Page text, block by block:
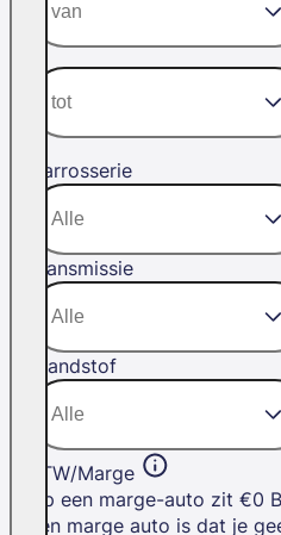
Carrosserie
Transmissie
Brandstof
BTW/Marge
Op een marge-auto zit €0
een marge auto is dat je